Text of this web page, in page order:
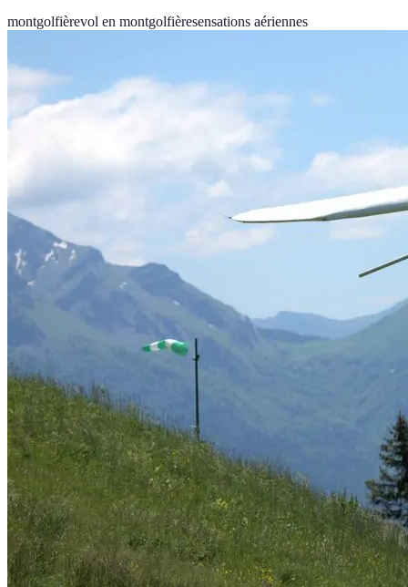
montgolfièrevol en montgolfièresensations aériennes